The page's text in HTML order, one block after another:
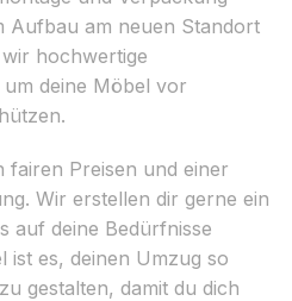
Aufbau am neuen Standort
hochwertige
deine Möbel vor
fairen Preisen und einer
Wir erstellen dir gerne ein
auf deine Bedürfnisse
ist es, deinen Umzug so
gestalten, damit du dich